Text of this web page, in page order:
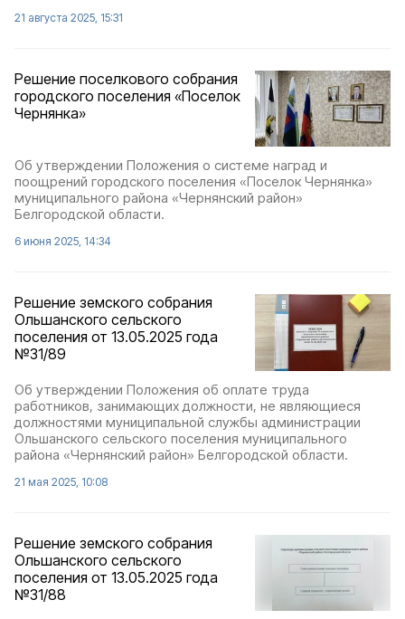
21 августа 2025, 15:31
Решение поселкового собрания
городского поселения «Поселок
Чернянка»
Об утверждении Положения о системе наград и
поощрений городского поселения «Поселок Чернянка»
муниципального района «Чернянский район»
Белгородской области.
6 июня 2025, 14:34
Решение земского собрания
Ольшанского сельского
поселения от 13.05.2025 года
№31/89
Об утверждении Положения об оплате труда
работников, занимающих должности, не являющиеся
должностями муниципальной службы администрации
Ольшанского сельского поселения муниципального
района «Чернянский район» Белгородской области.
21 мая 2025, 10:08
Решение земского собрания
Ольшанского сельского
поселения от 13.05.2025 года
№31/88